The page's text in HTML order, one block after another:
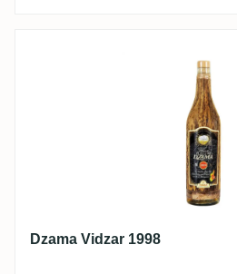
Dzama Vidzar 1998